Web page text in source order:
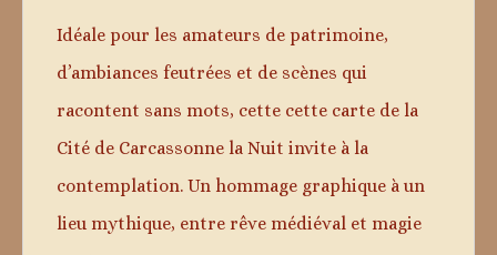
Idéale pour les amateurs de patrimoine,
d’ambiances feutrées et de scènes qui
racontent sans mots, cette cette carte de la
Cité de Carcassonne la Nuit invite à la
contemplation. Un hommage graphique à un
lieu mythique, entre rêve médiéval et magie